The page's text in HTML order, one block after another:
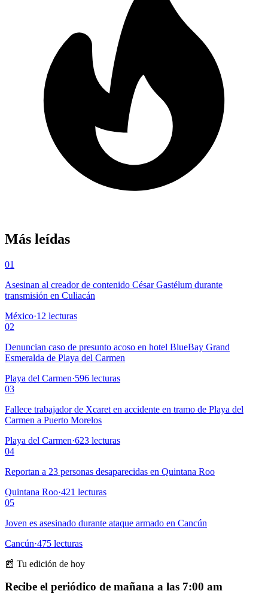
Más leídas
01
Asesinan al creador de contenido César Gastélum durante
transmisión en Culiacán
México·12 lecturas
02
Denuncian caso de presunto acoso en hotel BlueBay Grand
Esmeralda de Playa del Carmen
Playa del Carmen·596 lecturas
03
Fallece trabajador de Xcaret en accidente en tramo de Playa del
Carmen a Puerto Morelos
Playa del Carmen·623 lecturas
04
Reportan a 23 personas desaparecidas en Quintana Roo
Quintana Roo·421 lecturas
05
Joven es asesinado durante ataque armado en Cancún
Cancún·475 lecturas
📰 Tu edición de hoy
Recibe el periódico de mañana a las 7:00 am